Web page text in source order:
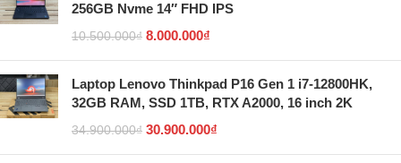
256GB Nvme 14″ FHD IPS
10.500.000₫ 8.000.000₫
Laptop Lenovo Thinkpad P16 Gen 1 i7-12800HK,
32GB RAM, SSD 1TB, RTX A2000, 16 inch 2K
34.900.000₫ 30.900.000₫